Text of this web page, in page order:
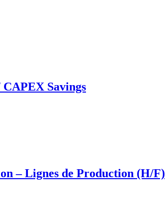
Savings
– Lignes de Production (H/F)